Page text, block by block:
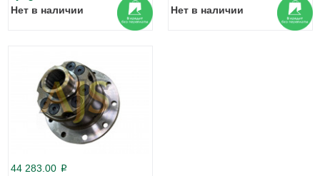
Нет в наличии
Нет в наличии
44 283.00 p